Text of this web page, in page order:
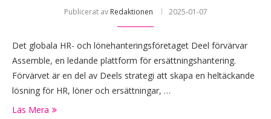
Publicerat av Redaktionen 2025-01-07
Det globala HR- och lönehanteringsföretaget Deel förvärvar
Assemble, en ledande plattform för ersättningshantering.
Förvärvet är en del av Deels strategi att skapa en heltäckande
lösning för HR, löner och ersättningar, …
Läs Mera